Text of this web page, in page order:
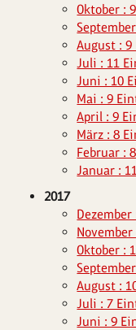
Oktober :
August :
Juli : 11
Juni : 10
Mai : 9
April : 9
März : 8
Februar :
Januar :
2017
Oktober :
August :
Juli : 7
Juni : 9